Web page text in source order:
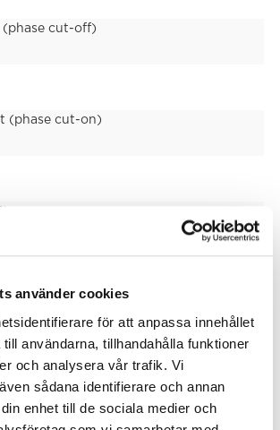
använder cookies
för att anpassa innehållet
användarna, tillhandahålla funktioner
och analysera vår trafik. Vi
sådana identifierare och annan
enhet till de sociala medier och
(phase cut-off)
(phase cut-on)